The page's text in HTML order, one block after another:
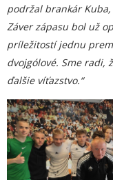
podržal brankár
Záver zápasu bol už
príležitostí jednu
dvojgólové. Sme radi,
ďalšie víťazstvo.“